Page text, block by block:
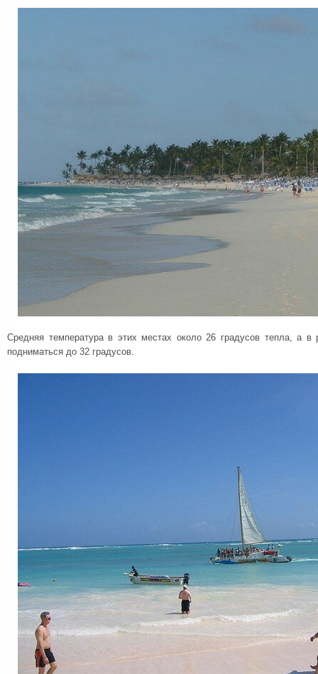
Средняя температура в этих местах около 26 градусов тепла, а в
подниматься до 32 градусов.